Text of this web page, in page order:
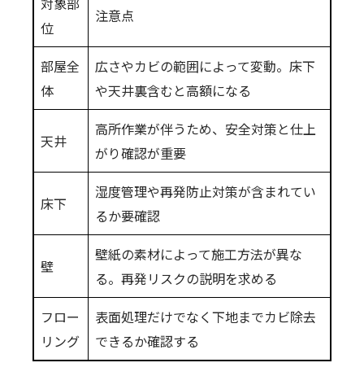
位
注意点
部屋全
体
広さやカビの範囲によって変動。床下
や天井裏含むと高額になる
天井
高所作業が伴うため、安全対策と仕上
がり確認が重要
床下
湿度管理や再発防止対策が含まれてい
るか要確認
壁
壁紙の素材によって施工方法が異な
る。再発リスクの説明を求める
フロー
リング
表面処理だけでなく下地までカビ除去
できるか確認する